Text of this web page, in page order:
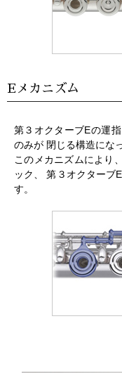
Eメカニズム
第３オクターブEの運
のみが 閉じる構造にな
このメカニズムにより
ック、 第３オクターブ
す。